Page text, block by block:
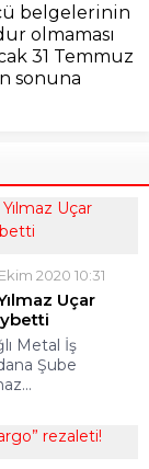
belgelerinin
olmaması
31 Temmuz
sonuna
2020 10:31
Uçar
Metal İş
Şube